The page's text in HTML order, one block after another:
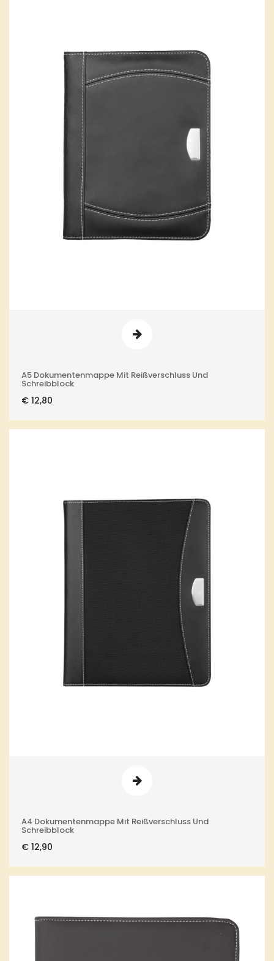
A5 Dokumentenmappe Mit Reißverschluss Und
Schreibblock
€ 12,80
A4 Dokumentenmappe Mit Reißverschluss Und
Schreibblock
€ 12,90